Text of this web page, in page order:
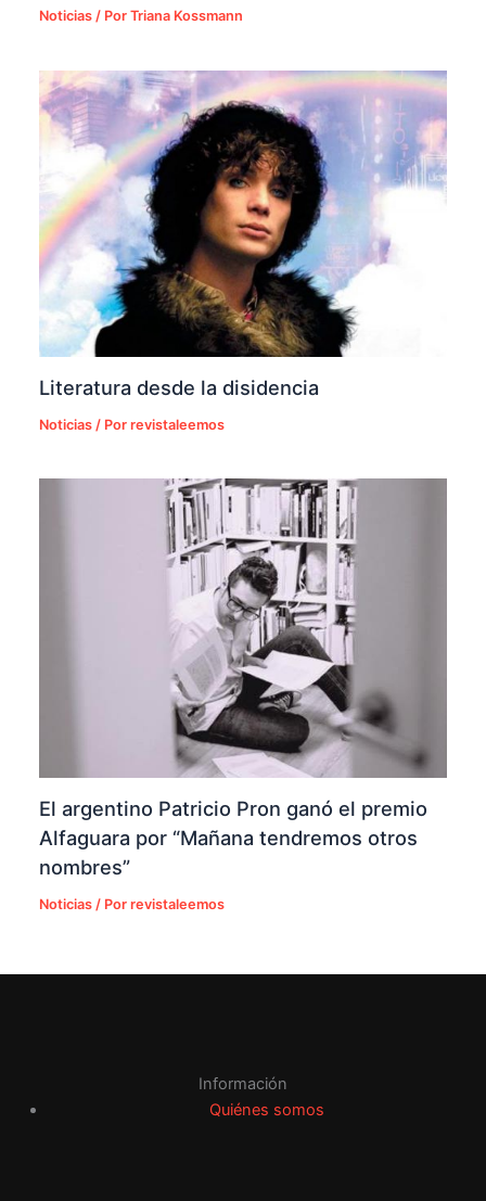
Noticias / PorTriana Kossmann
Literatura desde la disidencia
Noticias / Porrevistaleemos
El argentino Patricio Pron ganó el premio
Alfaguara por “Mañana tendremos otros
nombres”
Noticias / Porrevistaleemos
Información
Quiénes somos